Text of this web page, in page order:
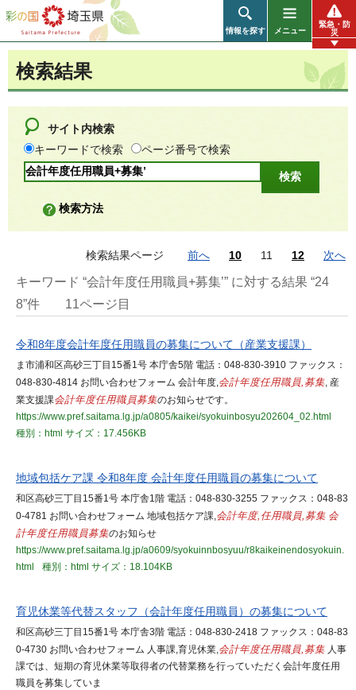
彩の国 埼玉県
情報を探す メニュー
緊急・防
災
検索結果
サイト内検索
キーワードで検索
ページ番号で検索
検索方法
検索結果ページ 前へ 10 11 12 次へ
キーワード “会計年度任用職員+募集’” に対する結果 “24
8”件
11ページ目
令和8年度会計年度任用職員の募集について（産業支援課）
ま市浦和区高砂三丁目15番1号 本庁舎5階 電話：048-830-3910 ファックス：
048-830-4814 お問い合わせフォーム 会計年度,会計年度任用職員,募集, 産
業支援課会計年度任用職員募集のお知らせです。
https://www.pref.saitama.lg.jp/a0805/kaikei/syokuinbosyu202604_02.html
種別：html サイズ：17.456KB
地域包括ケア課 令和8年度 会計年度任用職員の募集について
和区高砂三丁目15番1号 本庁舎1階 電話：048-830-3255 ファックス：048-83
0-4781 お問い合わせフォーム 地域包括ケア課,会計年度,任用職員,募集 会
計年度任用職員募集のお知らせ
https://www.pref.saitama.lg.jp/a0609/syokuinnbosyuu/r8kaikeinendosyokuin.
html
種別：html サイズ：18.104KB
育児休業等代替スタッフ（会計年度任用職員）の募集について
和区高砂三丁目15番1号 本庁舎3階 電話：048-830-2418 ファックス：048-83
0-4730 お問い合わせフォーム 人事課,育児休業,会計年度任用職員,募集 人事
課では、短期の育児休業等取得者の代替業務を行っていただく会計年度任用
職員を募集していま